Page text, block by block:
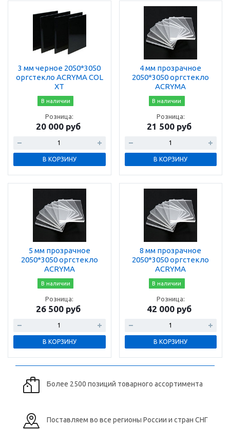
3 мм черное 2050*3050
оргстекло ACRYMA COL
XT
В наличии
Розница:
20 000 руб
В КОРЗИНУ
4 мм прозрачное
2050*3050 оргстекло
ACRYMA
В наличии
Розница:
21 500 руб
В КОРЗИНУ
5 мм прозрачное
2050*3050 оргстекло
ACRYMA
В наличии
Розница:
26 500 руб
В КОРЗИНУ
8 мм прозрачное
2050*3050 оргстекло
ACRYMA
В наличии
Розница:
42 000 руб
В КОРЗИНУ
Более 2500 позиций товарного ассортимента
Поставляем во все регионы России и стран СНГ